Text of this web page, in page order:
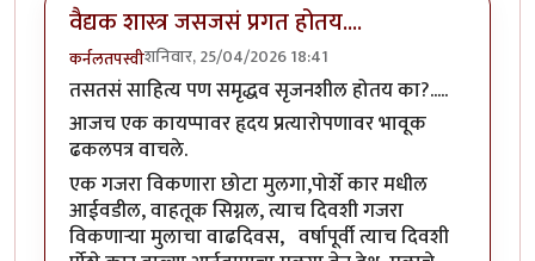
वैद्यक शास्त्र जसजसं प्रगत होतय....
कर्नलतपस्वीशनिवार, 25/04/2026 18:41
तसतसं साहित्य पण समृद्धव सृजनशील होतय का?.....
आजच एक कायप्पावर हृदय प्रत्यारोपणावर भावूक
ढकलपत्र वाचले.
एक गजरा विकणारा छोटा मुलगा,पोर्शे कार मधील
आईवडील, वाहतूक सिग्नल, त्याच दिवशी गजरा
विकणाऱ्या मुलाचा वाढदिवस, वर्षापूर्वी त्याच दिवशी